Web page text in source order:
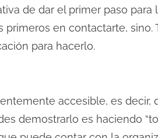
de dar el primer paso para
en contactarte, sino.
para hacerlo.
accesible, es decir,
demostrarlo es haciendo